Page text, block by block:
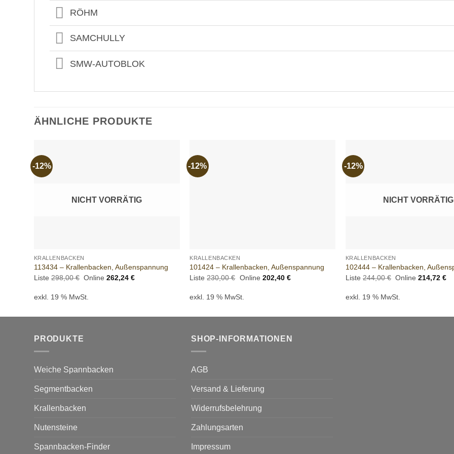
RÖHM
SAMCHULLY
SMW-AUTOBLOK
ÄHNLICHE PRODUKTE
-12%
NICHT VORRÄTIG
KRALLENBACKEN
113434 – Krallenbacken, Außenspannung
Liste 298,00€ Ursprünglicher
298,00 €
Online 262,24€Aktueller
exkl. 19 % MwSt.
-12%
KRALLENBACKEN
101424 – Krallenbacken, Außenspannung
Liste 230,00€ Ursprünglicher
230,00 €
Online 202,40 €Aktueller
exkl. 19 % MwSt.
-12%
NICHT VORRÄTIG
KRALLENBACKEN
102444 – Krallenbacken,
Liste 244,00€ Ursprünglicher
244,00 €
Online 214,72€
exkl. 19 % MwSt.
PRODUKTE
Weiche Spannbacken
Segmentbacken
Krallenbacken
Nutensteine
Spannbacken-Finder
SHOP-INFORMATIONEN
AGB
Versand & Lieferung
Widerrufsbelehrung
Zahlungsarten
Impressum